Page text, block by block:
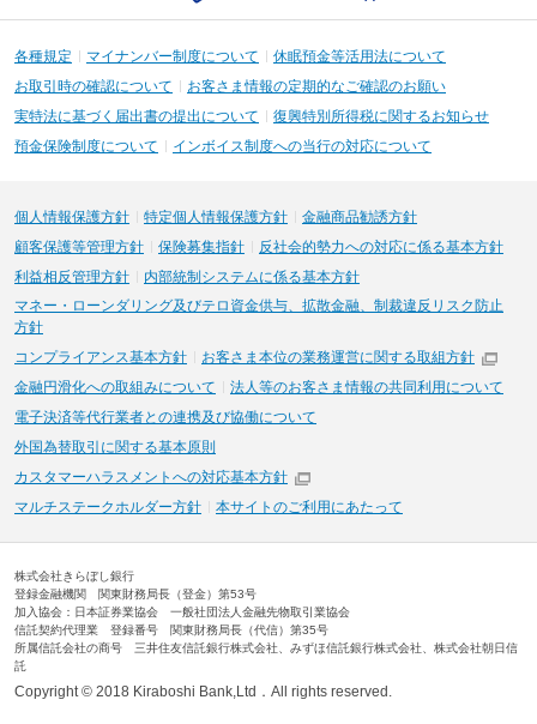
各種規定 マイナンバー制度について
休眠預金等活用法について
お取引時の確認について
お客さま情報の定期的なご確認のお願い
実特法に基づく届出書の提出について
復興特別所得税に関するお知らせ
預金保険制度について
インボイス制度への当行の対応について
個人情報保護方針 特定個人情報保護方針
金融商品勧誘方針
顧客保護等管理方針
保険募集指針
反社会的勢力への対応に係る基本方針
利益相反管理方針
内部統制システムに係る基本方針
マネー・ローンダリング及びテロ資金供与、拡散金融、制裁違反リスク防止
方針
コンプライアンス基本方針
お客さま本位の業務運営に関する取組方針
金融円滑化への取組みについて
法人等のお客さま情報の共同利用について
電子決済等代行業者との連携及び協働について
外国為替取引に関する基本原則
カスタマーハラスメントへの対応基本方針
マルチステークホルダー方針
本サイトのご利用にあたって
株式会社きらぼし銀行
登録金融機関 関東財務局長（登金）第53号
加入協会：日本証券業協会 一般社団法人金融先物取引業協会
信託契約代理業 登録番号 関東財務局長（代信）第35号
所属信託会社の商号 三井住友信託銀行株式会社、みずほ信託銀行株式会社、株式会社朝日信
託
Copyright © 2018 Kiraboshi Bank,Ltd．All rights reserved.